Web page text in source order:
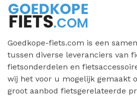
Goedkope-fiets.com is een
tussen diverse leveranciers van
fietsonderdelen en
wij het voor u mogelijk gemaakt
groot aanbod fietsgerelateerde